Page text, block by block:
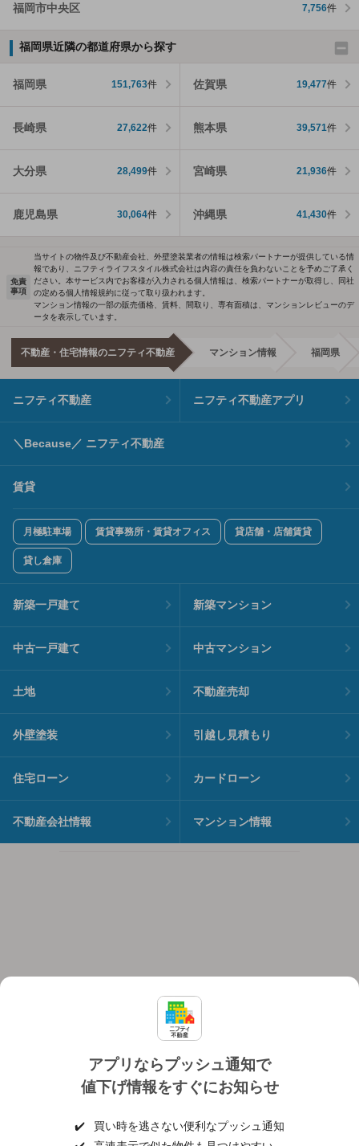
福岡市中央区 7,756件
福岡県近隣の都道府県から探す
福岡県 151,763件 佐賀県 19,477件
長崎県 27,622件 熊本県 39,571件
大分県 28,499件 宮崎県 21,936件
鹿児島県 30,064件 沖縄県 41,430件
アプリならプッシュ通知で
値下げ情報をすぐにお知らせ
✔️
買い時を逃さない便利なプッシュ通知
免責
事項
当サイトの物件及び不動産会社、外壁塗装業者の情報は検索パートナーが提供している情
報であり、ニフティライフスタイル株式会社は内容の責任を負わないことを予めご了承く
ださい。本サービス内でお客様が入力される個人情報は、検索パートナーが取得し、同社
の定める個人情報規約に従って取り扱われます。
マンション情報の一部の販売価格、賃料、間取り、専有面積は、マンションレビューのデ
ータを表示しています。
不動産・住宅情報のニフティ不動産 マンション情報 福岡県
ニフティ不動産 ニフティ不動産アプリ
＼Because／ ニフティ不動産
賃貸
月極駐車場 賃貸事務所・賃貸オフィス 貸店舗・店舗賃貸
貸し倉庫
新築一戸建て 新築マンション
中古一戸建て 中古マンション
土地 不動産売却
外壁塗装 引越し見積もり
住宅ローン カードローン
不動産会社情報 マンション情報
個人情報保護ポリシー 利用規約
ヘルプ・お問い合わせ 採用情報